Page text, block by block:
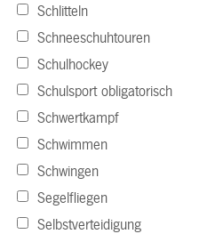
Schlitteln
Schneeschuhtouren
Schulhockey
Schulsport obligatorisch
Schwertkampf
Schwimmen
Schwingen
Segelfliegen
Selbstverteidigung